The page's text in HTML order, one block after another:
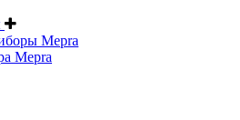
Mepra
Mepra